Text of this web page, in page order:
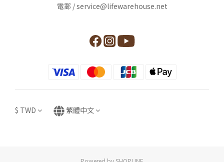
電郵 / service@lifewarehouse.net
$ TWD 繁體中文